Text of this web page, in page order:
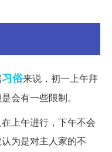
习俗来说，初一上午拜
会有一些限制。
上午进行，下午不会
为是对主人家的不